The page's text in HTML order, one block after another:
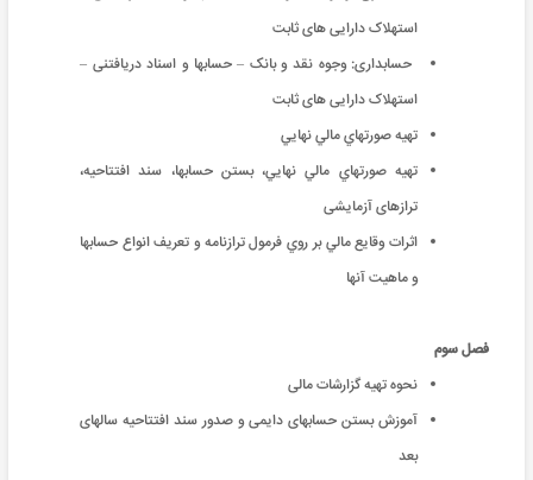
استهلاک دارایی های ثابت
حسابداری: وجوه نقد و بانک – حسابها و اسناد دریافتنی –
استهلاک دارایی های ثابت
تهيه صورتهاي مالي نهايي
تهيه صورتهاي مالي نهايي، بستن حسابها، سند افتتاحيه،
ترازهای آزمایشی
اثرات وقايع مالي بر روي فرمول ترازنامه و تعریف انواع حسابها
و ماهیت آنها
فصل سوم
نحوه تهیه گزارشات مالی
آموزش بستن حسابهای دایمی و صدور سند افتتاحیه سالهای
بعد